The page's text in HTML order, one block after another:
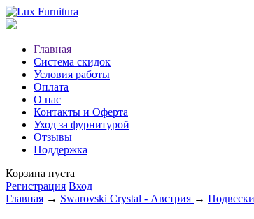
Главная
Система скидок
Условия работы
Оплата
О нас
Контакты и Оферта
Уход за фурнитурой
Отзывы
Поддержка
Корзина пуста
Регистрация Вход
Главная → Swarovski Crystal - Австрия →